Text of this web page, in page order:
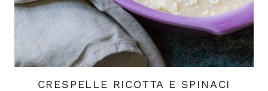
CRESPELLE RICOTTA E SPINACI